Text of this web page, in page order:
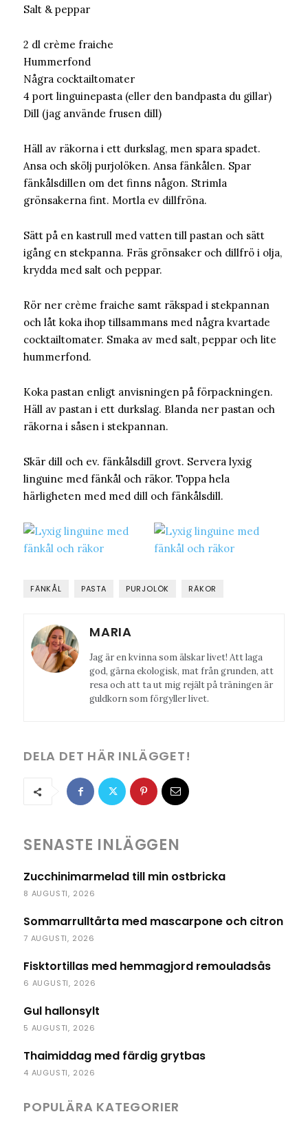
Salt & peppar
2 dl crème fraiche
Hummerfond
Några cocktailtomater
4 port linguinepasta (eller den bandpasta du gillar)
Dill (jag använde frusen dill)
Häll av räkorna i ett durkslag, men spara spadet.
Ansa och skölj purjolöken. Ansa fänkålen. Spar
fänkålsdillen om det finns någon. Strimla
grönsakerna fint. Mortla ev dillfröna.
Sätt på en kastrull med vatten till pastan och sätt
igång en stekpanna. Fräs grönsaker och dillfrö i olja,
krydda med salt och peppar.
Rör ner crème fraiche samt räkspad i stekpannan
och låt koka ihop tillsammans med några kvartade
cocktailtomater. Smaka av med salt, peppar och lite
hummerfond.
Koka pastan enligt anvisningen på förpackningen.
Häll av pastan i ett durkslag. Blanda ner pastan och
räkorna i såsen i stekpannan.
Skär dill och ev. fänkålsdill grovt. Servera lyxig
linguine med fänkål och räkor. Toppa hela
härligheten med med dill och fänkålsdill.
FÄNKÅL PASTA PURJOLÖK RÄKOR
MARIA
Jag är en kvinna som älskar livet! Att laga
god, gärna ekologisk, mat från grunden, att
resa och att ta ut mig rejält på träningen är
guldkorn som förgyller livet.
DELA DET HÄR INLÄGGET!
SENASTE INLÄGGEN
Zucchinimarmelad till min ostbricka
8 AUGUSTI, 2026
Sommarrulltårta med mascarpone och citron
7 AUGUSTI, 2026
Fisktortillas med hemmagjord remouladsås
6 AUGUSTI, 2026
Gul hallonsylt
5 AUGUSTI, 2026
Thaimiddag med färdig grytbas
4 AUGUSTI, 2026
POPULÄRA KATEGORIER